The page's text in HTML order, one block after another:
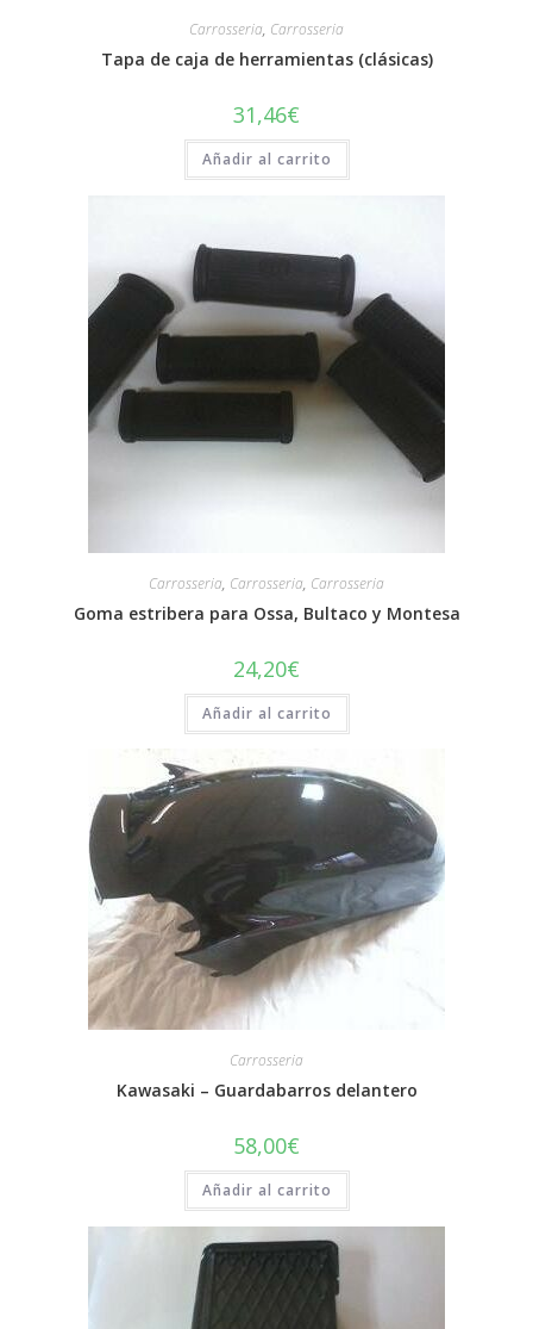
Carrosseria, Carrosseria
Tapa de caja de herramientas (clásicas)
31,46€
Añadir al carrito
Carrosseria, Carrosseria, Carrosseria
Goma estribera para Ossa, Bultaco y Montesa
24,20€
Añadir al carrito
Carrosseria
Kawasaki – Guardabarros delantero
58,00€
Añadir al carrito